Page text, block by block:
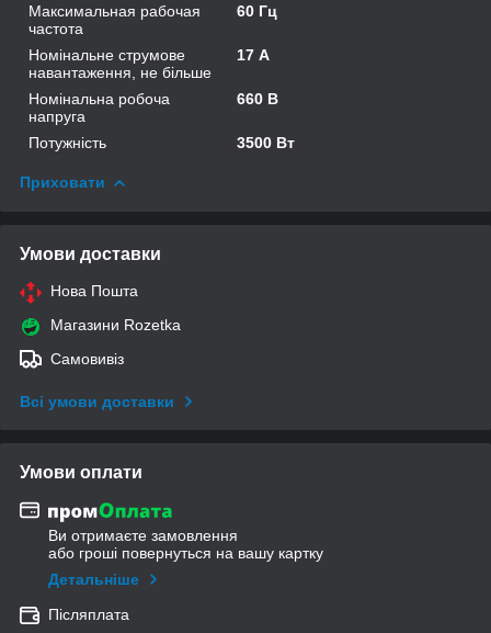
Максимальная рабочая
частота
60 Гц
Номінальне струмове
навантаження, не більше
17 А
Номінальна робоча
напруга
660 В
Потужність 3500 Вт
Приховати
Умови доставки
Нова Пошта
Магазини Rozetka
Самовивіз
Всі умови доставки
Умови оплати
Ви отримаєте замовлення
або гроші повернуться на вашу картку
Детальніше
Післяплата